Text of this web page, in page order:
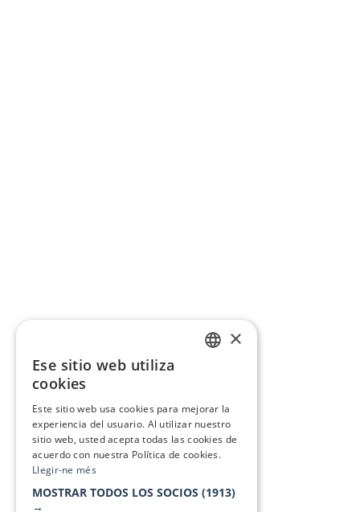
×
Ese sitio web utiliza
cookies
Este sitio web usa cookies para mejorar la
experiencia del usuario. Al utilizar nuestro
sitio web, usted acepta todas las cookies de
acuerdo con nuestra Política de cookies.
Llegir-ne més
MOSTRAR TODOS LOS SOCIOS (1913)
→